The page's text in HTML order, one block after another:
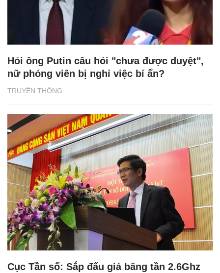
TRUYỀN THÔNG
Hỏi ông Putin câu hỏi "chưa được duyệt",
nữ phóng viên bị nghỉ việc bí ẩn?
Cục Tần số: Sắp đấu giá băng tần 2.6Ghz